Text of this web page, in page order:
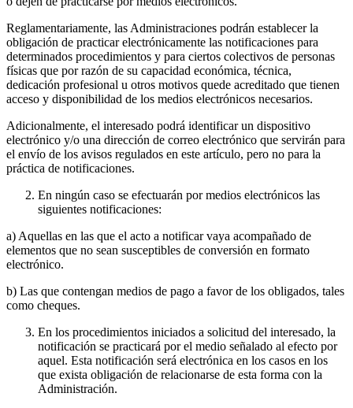
Reglamentariamente, las Administraciones podrán establecer la
obligación de practicar electrónicamente las notificaciones para
determinados procedimientos y para ciertos colectivos de personas
físicas que por razón de su capacidad económica, técnica,
dedicación profesional u otros motivos quede acreditado que tienen
acceso y disponibilidad de los medios electrónicos necesarios.
Adicionalmente, el interesado podrá identificar un dispositivo
electrónico y/o una dirección de correo electrónico que servirán para
el envío de los avisos regulados en este artículo, pero no para la
práctica de notificaciones.
En ningún caso se efectuarán por medios electrónicos las
siguientes notificaciones:
a) Aquellas en las que el acto a notificar vaya acompañado de
elementos que no sean susceptibles de conversión en formato
electrónico.
b) Las que contengan medios de pago a favor de los obligados, tales
como cheques.
En los procedimientos iniciados a solicitud del interesado, la
notificación se practicará por el medio señalado al efecto por
aquel. Esta notificación será electrónica en los casos en los
que exista obligación de relacionarse de esta forma con la
Administración.